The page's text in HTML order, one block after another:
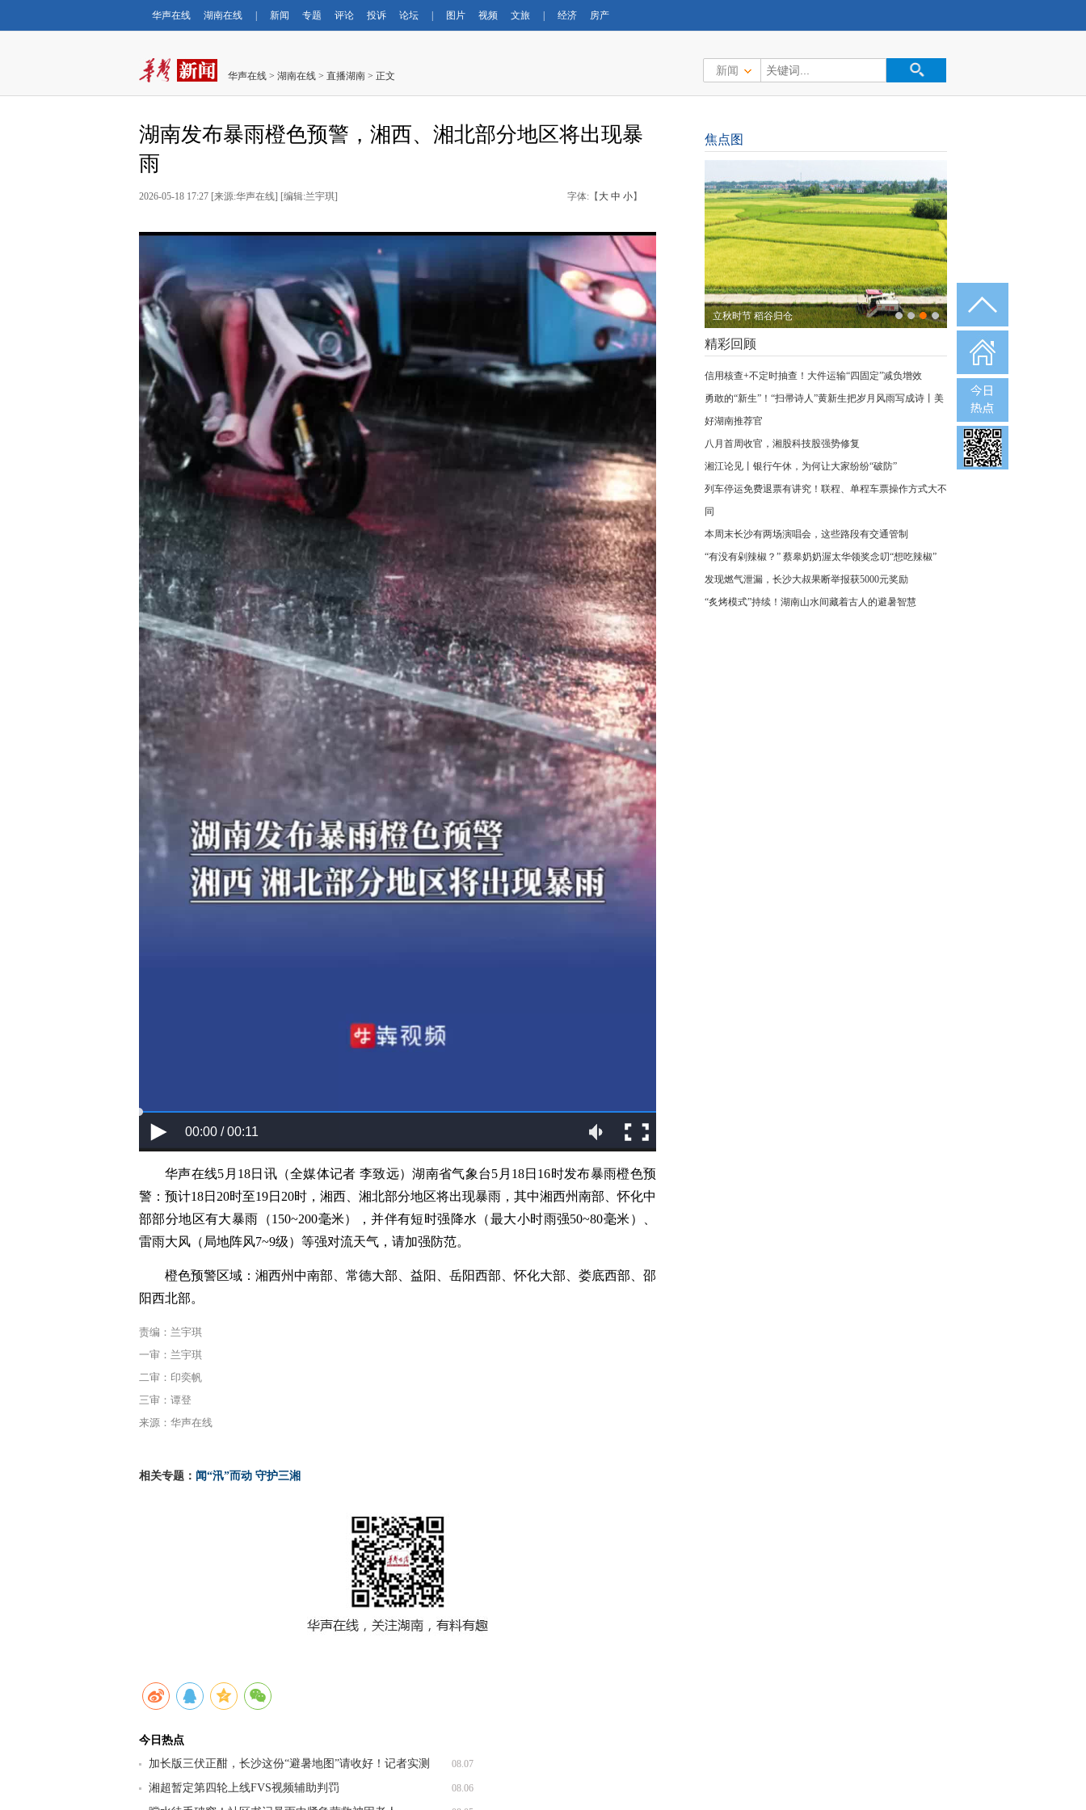
华声在线 湖南在线 新闻 专题 评论 投诉 论坛 图片 视频 文旅 经济 房产
华声在线 > 湖南在线 > 直播湖南 > 正文 新闻
湖南发布暴雨橙色预警，湘西、湘北部分地区将出现暴
雨
2026-05-18 17:27 [来源:华声在线] [编辑:兰宇琪] 字体:【 大 中 小】
00:00 / 00:11
华声在线5月18日讯（全媒体记者 李致远）湖南省气象台5月18日16时发布暴雨橙色预
警：预计18日20时至19日20时，湘西、湘北部分地区将出现暴雨，其中湘西州南部、怀化中
部部分地区有大暴雨（150~200毫米），并伴有短时强降水（最大小时雨强50~80毫米）、
雷雨大风（局地阵风7~9级）等强对流天气，请加强防范。
橙色预警区域：湘西州中南部、常德大部、益阳、岳阳西部、怀化大部、娄底西部、邵
阳西北部。
责编：兰宇琪
一审：兰宇琪
二审：印奕帆
三审：谭登
来源：华声在线
相关专题： 闻“汛”而动 守护三湘
今日热点
加长版三伏正酣，长沙这份“避暑地图”请收好！记者实测
九区县（市）清凉坐标
08.07
湘超暂定第四轮上线FVS视频辅助判罚 08.06
焦点图
立秋时节 稻谷归仓
精彩回顾
信用核查+不定时抽查！大件运输“四固定”减负增效
勇敢的“新生”！“扫帚诗人”黄新生把岁月风雨写成诗丨美
好湖南推荐官
八月首周收官，湘股科技股强势修复
湘江论见丨银行午休，为何让大家纷纷“破防”
列车停运免费退票有讲究！联程、单程车票操作方式大不
同
本周末长沙有两场演唱会，这些路段有交通管制
“有没有剁辣椒？” 蔡皋奶奶渥太华领奖念叨“想吃辣椒”
发现燃气泄漏，长沙大叔果断举报获5000元奖励
“炙烤模式”持续！湖南山水间藏着古人的避暑智慧